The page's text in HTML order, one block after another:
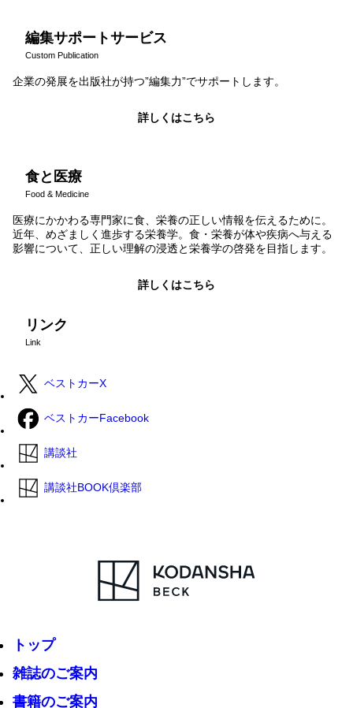
編集サポートサービス
Custom Publication
企業の発展を出版社が持つ”編集力”でサポートします。
詳しくはこちら
食と医療
Food & Medicine
医療にかかわる専門家に食、栄養の正しい情報を伝えるために。
近年、めざましく進歩する栄養学。食・栄養が体や疾病へ与える
影響について、正しい理解の浸透と栄養学の啓発を目指します。
詳しくはこちら
リンク
Link
ベストカーX
ベストカーFacebook
講談社
講談社BOOK倶楽部
トップ
雑誌のご案内
書籍のご案内